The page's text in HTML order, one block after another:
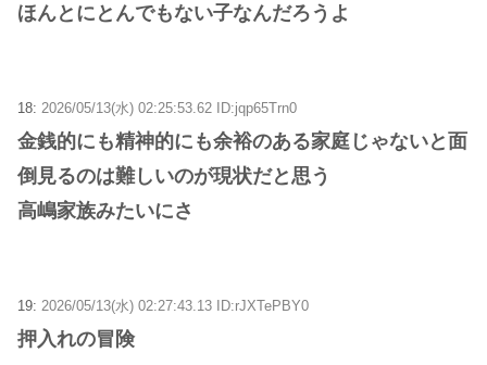
ほんとにとんでもない子なんだろうよ
18: 2026/05/13(水) 02:25:53.62 ID:jqp65Trn0
金銭的にも精神的にも余裕のある家庭じゃないと面
倒見るのは難しいのが現状だと思う
高嶋家族みたいにさ
19: 2026/05/13(水) 02:27:43.13 ID:rJXTePBY0
押入れの冒険